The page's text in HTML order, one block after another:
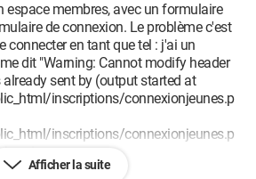
espace membres, avec un formulaire
de connexion. Le problème c'est
connecter en tant que tel : j'ai un
dit "Warning: Cannot modify header
sent by (output started at
inscriptions/connexionjeunes.p
inscriptions/connexionjeunes.p
suis sur ces pages :
connexionjeunes.
Afficher la suite